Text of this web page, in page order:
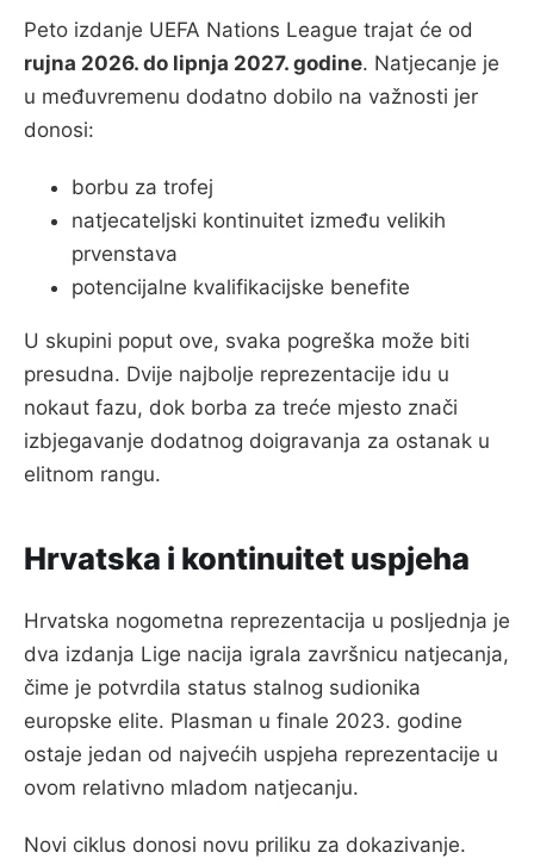
Peto izdanje UEFA Nations League trajat će od
rujna 2026. do lipnja 2027. godine. Natjecanje je
u međuvremenu dodatno dobilo na važnosti jer
donosi:
borbu za trofej
natjecateljski kontinuitet između velikih
prvenstava
potencijalne kvalifikacijske benefite
U skupini poput ove, svaka pogreška može biti
presudna. Dvije najbolje reprezentacije idu u
nokaut fazu, dok borba za treće mjesto znači
izbjegavanje dodatnog doigravanja za ostanak u
elitnom rangu.
Hrvatska i kontinuitet uspjeha
Hrvatska nogometna reprezentacija u posljednja je
dva izdanja Lige nacija igrala završnicu natjecanja,
čime je potvrdila status stalnog sudionika
europske elite. Plasman u finale 2023. godine
ostaje jedan od najvećih uspjeha reprezentacije u
ovom relativno mladom natjecanju.
Novi ciklus donosi novu priliku za dokazivanje.